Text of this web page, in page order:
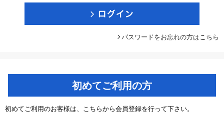
パスワードをお忘れの方はこちら
初めてご利用の方
初めてご利用のお客様は、こちらから会員登録を行って下さい。